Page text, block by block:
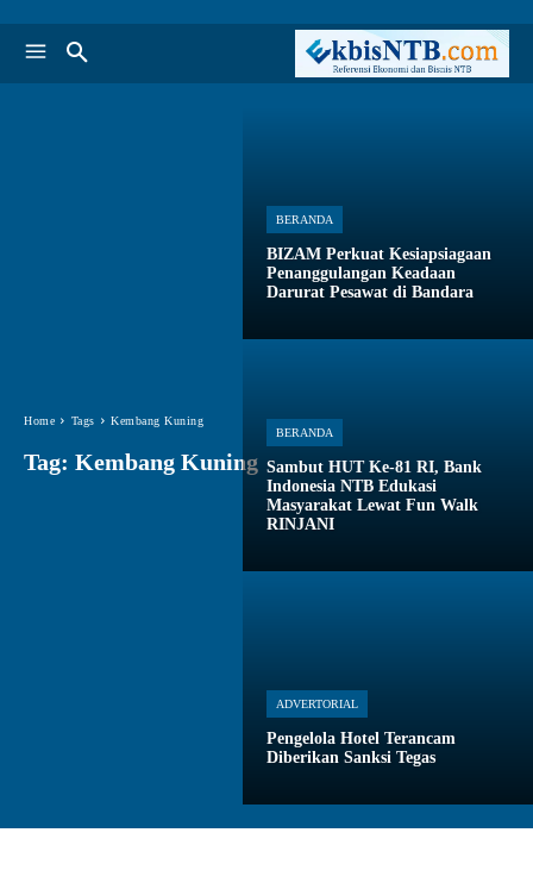
Home Tags Kembang Kuning
Tag: Kembang Kuning
BERANDA
BIZAM Perkuat Kesiapsiagaan
Penanggulangan Keadaan
Darurat Pesawat di Bandara
BERANDA
Sambut HUT Ke-81 RI, Bank
Indonesia NTB Edukasi
Masyarakat Lewat Fun Walk
RINJANI
ADVERTORIAL
Pengelola Hotel Terancam
Diberikan Sanksi Tegas